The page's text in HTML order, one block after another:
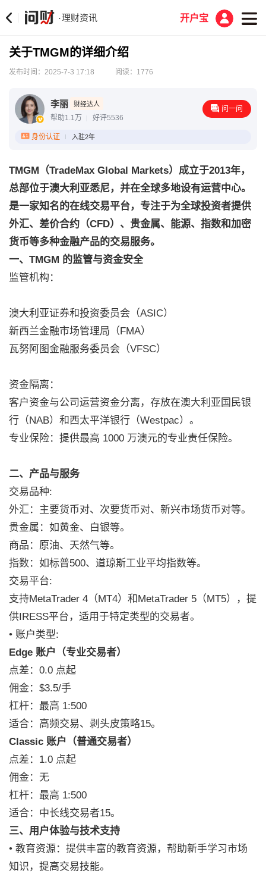
·理财资讯 开户宝
关于TMGM的详细介绍
发布时间：2025-7-3 17:18 阅读：1776
李丽 财经达人
帮助1.1万 好评5536
问一问
身份认证 入驻2年
TMGM（TradeMax Global Markets）成立于2013年，
总部位于澳大利亚悉尼，并在全球多地设有运营中心。
是一家知名的在线交易平台，专注于为全球投资者提供
外汇、差价合约（CFD）、贵金属、能源、指数和加密
货币等多种金融产品的交易服务。
一、TMGM 的监管与资金安全
监管机构：
澳大利亚证券和投资委员会（ASIC）
新西兰金融市场管理局（FMA）
瓦努阿图金融服务委员会（VFSC）
资金隔离：
客户资金与公司运营资金分离，存放在澳大利亚国民银
行（NAB）和西太平洋银行（Westpac）。
专业保险：提供最高 1000 万澳元的专业责任保险。
二、产品与服务
交易品种:
外汇：主要货币对、次要货币对、新兴市场货币对等。
贵金属：如黄金、白银等。
商品：原油、天然气等。
指数：如标普500、道琼斯工业平均指数等。
交易平台:
支持MetaTrader 4（MT4）和MetaTrader 5（MT5），提
供IRESS平台，适用于特定类型的交易者。
• 账户类型:
Edge 账户（专业交易者）
点差：0.0 点起
佣金：$3.5/手
杠杆：最高 1:500
适合：高频交易、剥头皮策略15。
Classic 账户（普通交易者）
点差：1.0 点起
佣金：无
杠杆：最高 1:500
适合：中长线交易者15。
三、用户体验与技术支持
• 教育资源：提供丰富的教育资源，帮助新手学习市场
知识，提高交易技能。